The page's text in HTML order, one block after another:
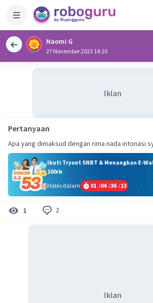
Naomi G
27 November 2023 14:10
Iklan
Pertanyaan
Apa yang dimaksud dengan rima nada intonasi
Ikuti Tryout SNBT & Menangkan E-
100rb
Habis dalam
01 :04 :36 :12
1 2
Iklan